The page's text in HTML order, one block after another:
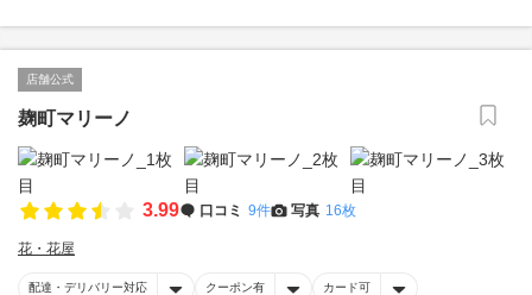
店舗公式
麹町マリーノ
3.99 口コミ 9件 写真 16枚
花・花屋
配達・デリバリー対応 クーポン有 カード可